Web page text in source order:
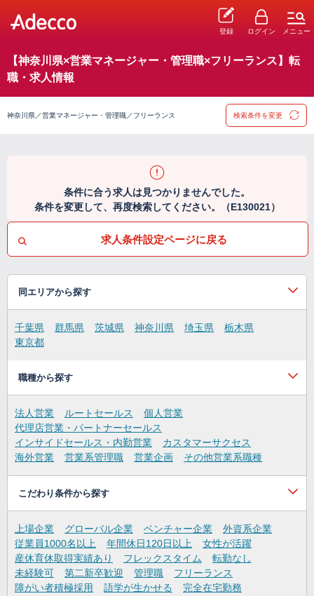
登録 ログイン メニュー
【神奈川県×営業マネージャー・管理職×フリーランス】転
職・求人情報
神奈川県／営業マネージャー・管理職／フリーランス 検索条件を変更
条件に合う求人は見つかりませんでした。
条件を変更して、再度検索してください。（E130021）
求人条件設定ページに戻る
同エリアから探す
千葉県 群馬県 茨城県 神奈川県 埼玉県
栃木県
東京都
職種から探す
法人営業 ルートセールス
個人営業
代理店営業・パートナーセールス
インサイドセールス・内勤営業
カスタマーサクセス
海外営業
営業系管理職 営業企画 その他営業系職種
こだわり条件から探す
上場企業 グローバル企業 ベンチャー企業
外資系企業
従業員1000名以上
年間休日120日以上
女性が活躍
産休育休取得実績あり
フレックスタイム
転勤なし
未経験可
第二新卒歓迎 管理職
フリーランス
障がい者積極採用
語学が生かせる
完全在宅勤務